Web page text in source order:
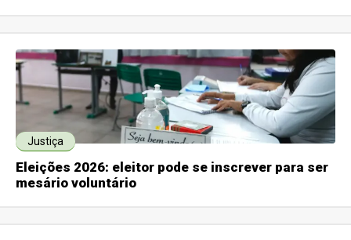
Justiça
Eleições 2026: eleitor pode se inscrever para ser
mesário voluntário